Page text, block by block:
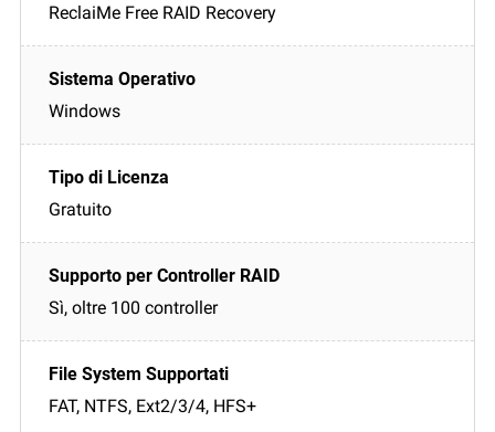
ReclaiMe Free RAID Recovery
Windows
Gratuito
Sì, oltre 100 controller
FAT, NTFS, Ext2/3/4, HFS+